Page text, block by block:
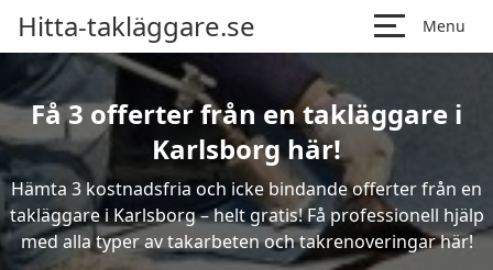
Hitta-takläggare.se Menu
Få 3 offerter från en takläggare i
Karlsborg här!
Hämta 3 kostnadsfria och icke bindande offerter från en
takläggare i Karlsborg – helt gratis! Få professionell hjälp
med alla typer av takarbeten och takrenoveringar här!